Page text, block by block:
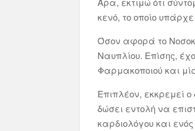
κενό, το οποίο
Όσον αφορά το
Ναυπλίου. Επίσης,
Φαρμακοποιού και
Επιπλέον, εκκρεμεί
δώσει εντολή να
καρδιολόγου και